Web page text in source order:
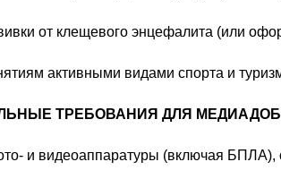
от клещевого энцефалита (или
активными видами спорта и
ТРЕБОВАНИЯ ДЛЯ
и видеоаппаратуры (включая